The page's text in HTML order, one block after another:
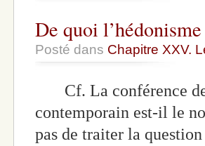
De quoi
Posté dans Chapitre XXV.
Cf. La conférence de
contemporain est-il le
pas de traiter la